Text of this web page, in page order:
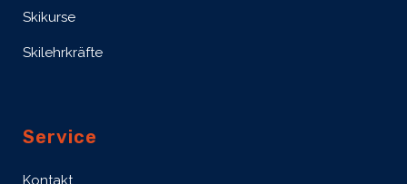
Skikurse
Skilehrkräfte
Service
Kontakt